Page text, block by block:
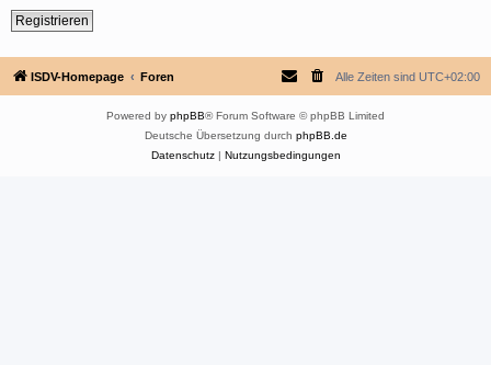
Registrieren
ISDV-Homepage Foren Alle Zeiten sind UTC+02:00
Powered by phpBB® Forum Software © phpBB Limited
Deutsche Übersetzung durch phpBB.de
Datenschutz| Nutzungsbedingungen